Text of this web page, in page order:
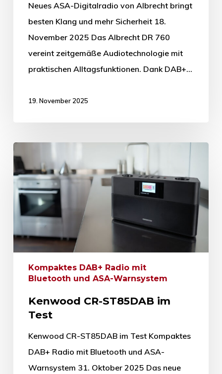
Neues ASA-Digitalradio von Albrecht bringt
besten Klang und mehr Sicherheit 18.
November 2025 Das Albrecht DR 760
vereint zeitgemäße Audiotechnologie mit
praktischen Alltagsfunktionen. Dank DAB+…
19. November 2025
Kompaktes DAB+ Radio mit
Bluetooth und ASA-Warnsystem
Kenwood CR-ST85DAB im
Test
Kenwood CR-ST85DAB im Test Kompaktes
DAB+ Radio mit Bluetooth und ASA-
Warnsystem 31. Oktober 2025 Das neue